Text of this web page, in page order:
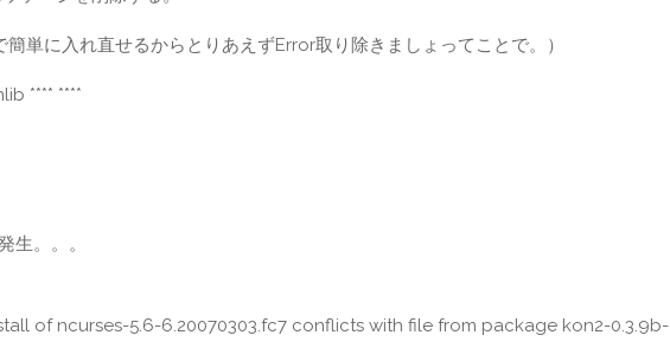
単に入れ直せるからとりあえずError取り除きましょってことで。）
**** ****
生。。。
of ncurses-5.6-6.20070303.fc7 conflicts with file from package kon2-0.3.9b-